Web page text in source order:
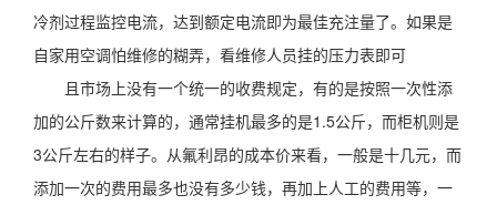
冷剂过程监控电流，达到额定电流即为最佳充注量了。如果是
自家用空调怕维修的糊弄，看维修人员挂的压力表即可
且市场上没有一个统一的收费规定，有的是按照一次性添
加的公斤数来计算的，通常挂机最多的是1.5公斤，而柜机则是
3公斤左右的样子。从氟利昂的成本价来看，一般是十几元，而
添加一次的费用最多也没有多少钱，再加上人工的费用等，一